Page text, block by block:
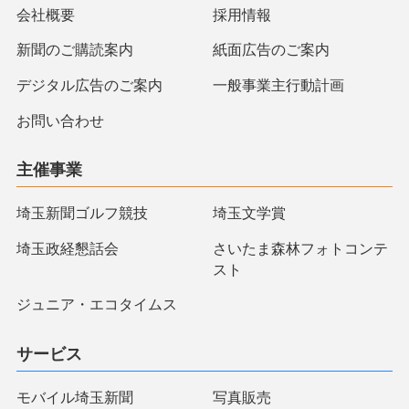
会社概要 採用情報
新聞のご購読案内 紙面広告のご案内
デジタル広告のご案内 一般事業主行動計画
お問い合わせ
主催事業
埼玉新聞ゴルフ競技 埼玉文学賞
埼玉政経懇話会
さいたま森林フォトコンテ
スト
ジュニア・エコタイムス
サービス
モバイル埼玉新聞 写真販売